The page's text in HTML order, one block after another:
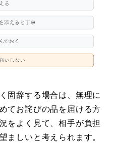
固辞する場合は、無理に
てお詫びの品を届ける方
をよく見て、相手が負担
ましいと考えられます。